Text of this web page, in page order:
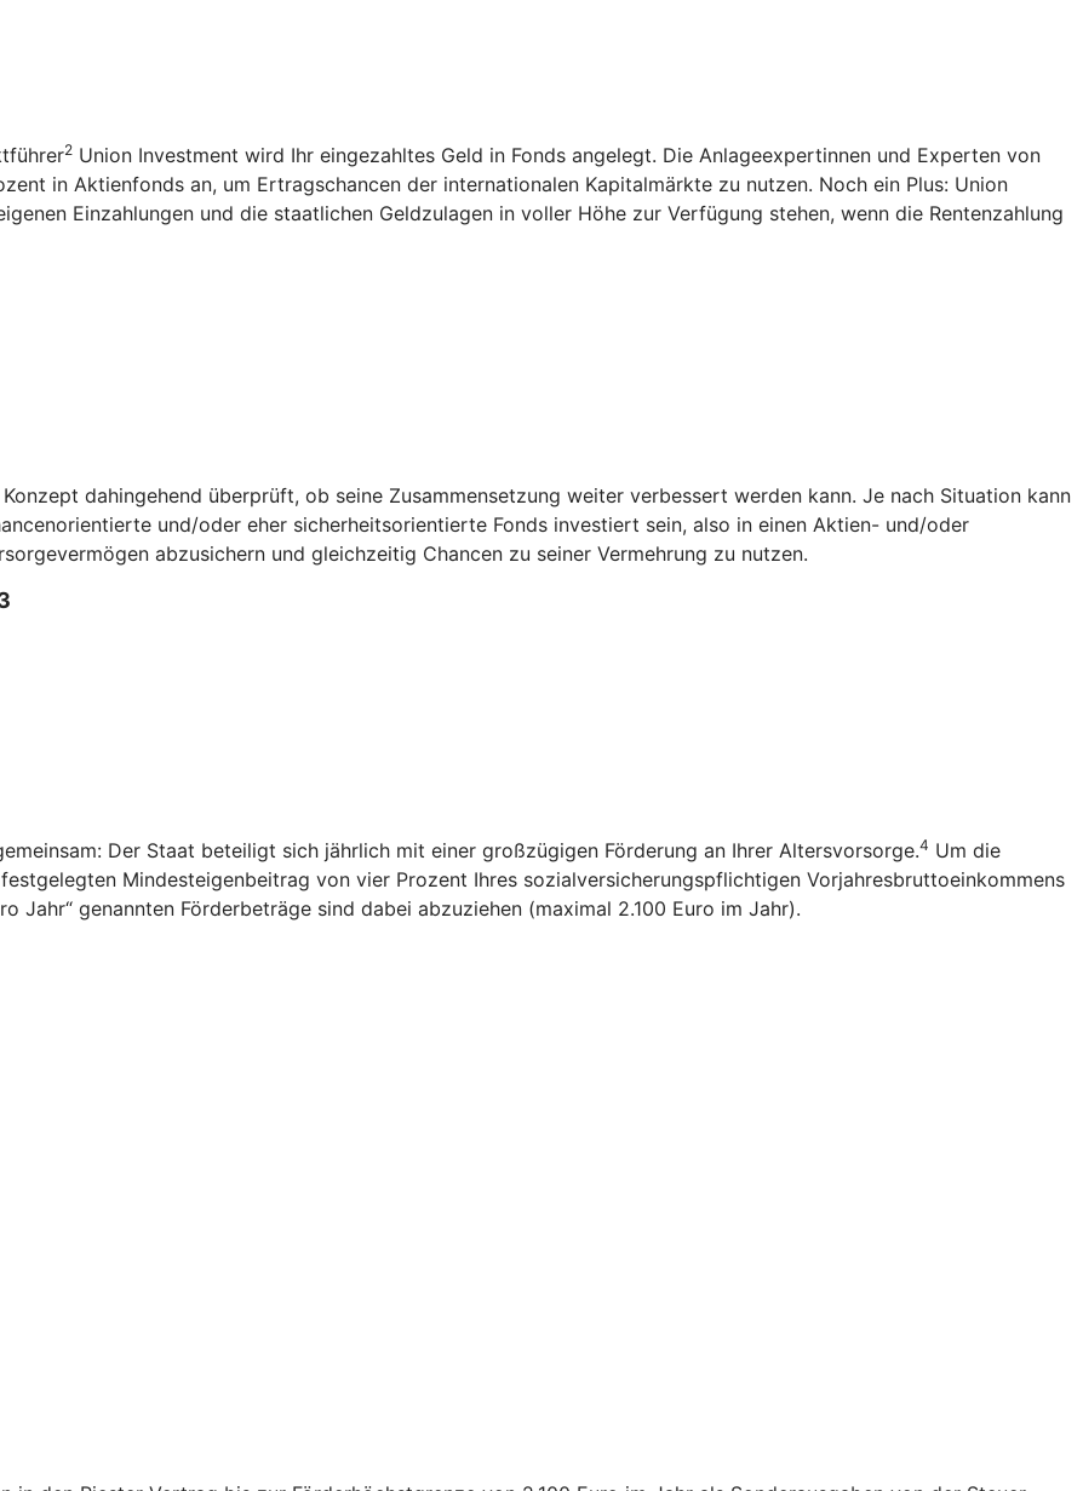
2 Union Investment wird Ihr eingezahltes Geld in Fonds angelegt. Die Anlageexpertinnen und Experten von
in Aktienfonds an, um Ertragschancen der internationalen Kapitalmärkte zu nutzen. Noch ein Plus: Union
Einzahlungen und die staatlichen Geldzulagen in voller Höhe zur Verfügung stehen, wenn die Rentenzahlung
dahingehend überprüft, ob seine Zusammensetzung weiter verbessert werden kann. Je nach Situation kann
und/oder eher sicherheitsorientierte Fonds investiert sein, also in einen Aktien- und/oder
abzusichern und gleichzeitig Chancen zu seiner Vermehrung zu nutzen.
Der Staat beteiligt sich jährlich mit einer großzügigen Förderung an Ihrer Altersvorsorge.4 Um die
Mindesteigenbeitrag von vier Prozent Ihres sozialversicherungspflichtigen Vorjahresbruttoeinkommens
Jahr“ genannten Förderbeträge sind dabei abzuziehen (maximal 2.100 Euro im Jahr).